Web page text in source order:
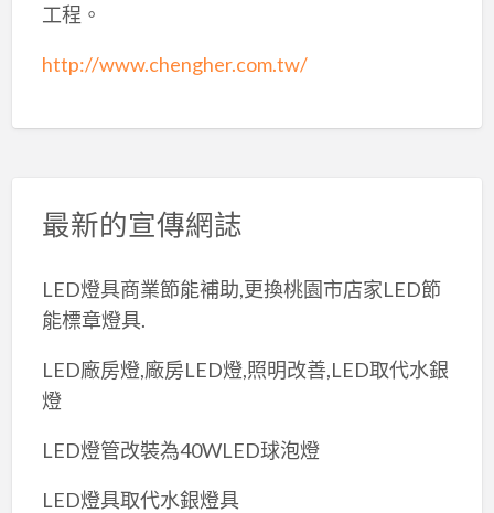
工程。
http://www.chengher.com.tw/
最新的宣傳網誌
LED燈具商業節能補助,更換桃園市店家LED節
能標章燈具.
LED廠房燈,廠房LED燈,照明改善,LED取代水銀
燈
LED燈管改裝為40WLED球泡燈
LED燈具取代水銀燈具